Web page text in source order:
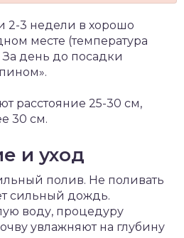
2-3 недели в хорошо
месте (температура
За день до посадки
расстояние 25-30 см,
30 см.
и уход
полив. Не поливать
сильный дождь.
воду, процедуру
увлажняют на глубину